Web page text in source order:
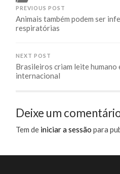
PREVIOUS POST
Animais também podem ser
respiratórias
NEXT POST
Brasileiros criam leite humano
internacional
Deixe um
Tem de iniciar a sessão para